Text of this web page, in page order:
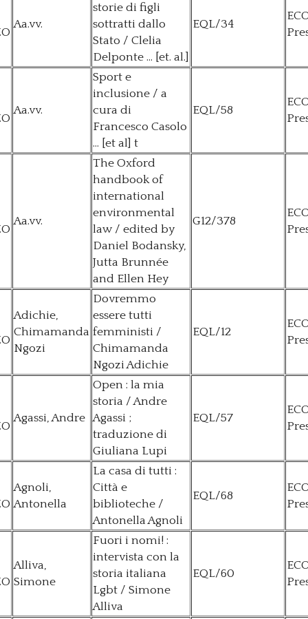
Aa.vv.
storie di figli
sottratti dallo
Stato / Clelia
Delponte ... [et. al.]
EQL/34
Aa.vv.
Sport e
inclusione / a
cura di
Francesco Casolo
... [et al] t
EQL/58
Aa.vv.
The Oxford
handbook of
international
environmental
law / edited by
Daniel Bodansky,
Jutta Brunnée
and Ellen Hey
G12/378
Adichie,
Chimamanda
Ngozi
Dovremmo
essere tutti
femministi /
Chimamanda
Ngozi Adichie
EQL/12
Agassi, Andre
Open : la mia
storia / Andre
Agassi ;
traduzione di
Giuliana Lupi
EQL/57
Agnoli,
Antonella
La casa di tutti :
Città e
biblioteche /
Antonella Agnoli
EQL/68
Alliva,
Simone
Fuori i nomi! :
intervista con la
storia italiana
Lgbt / Simone
Alliva
EQL/60